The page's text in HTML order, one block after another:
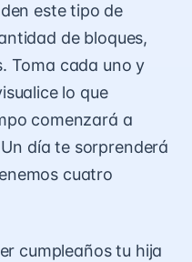
este tipo de
de bloques,
Toma cada uno y
lo que
comenzará a
día te sorprenderá
cuatro
cumpleaños tu hija